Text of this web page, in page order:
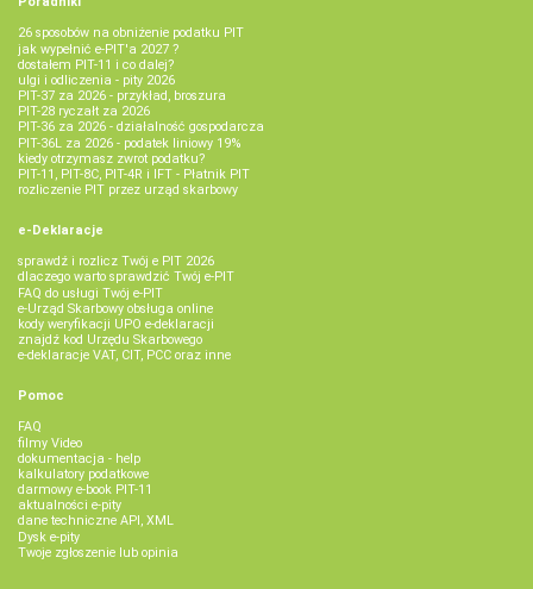
26 sposobów na obniżenie podatku PIT
jak wypełnić e-PIT'a 2027 ?
dostałem PIT-11 i co dalej?
ulgi i odliczenia - pity 2026
PIT-37 za 2026 - przykład, broszura
PIT-28 ryczałt za 2026
PIT-36 za 2026 - działalność gospodarcza
PIT-36L za 2026 - podatek liniowy 19%
kiedy otrzymasz zwrot podatku?
PIT-11, PIT-8C, PIT-4R i IFT - Płatnik PIT
rozliczenie PIT przez urząd skarbowy
e-Deklaracje
sprawdź i rozlicz Twój e PIT 2026
dlaczego warto sprawdzić Twój e-PIT
FAQ do usługi Twój e-PIT
e-Urząd Skarbowy obsługa online
kody weryfikacji UPO e-deklaracji
znajdź kod Urzędu Skarbowego
e-deklaracje VAT, CIT, PCC oraz inne
Pomoc
FAQ
filmy Video
dokumentacja - help
kalkulatory podatkowe
darmowy e-book PIT-11
aktualności e-pity
dane techniczne API, XML
Dysk e-pity
Twoje zgłoszenie lub opinia